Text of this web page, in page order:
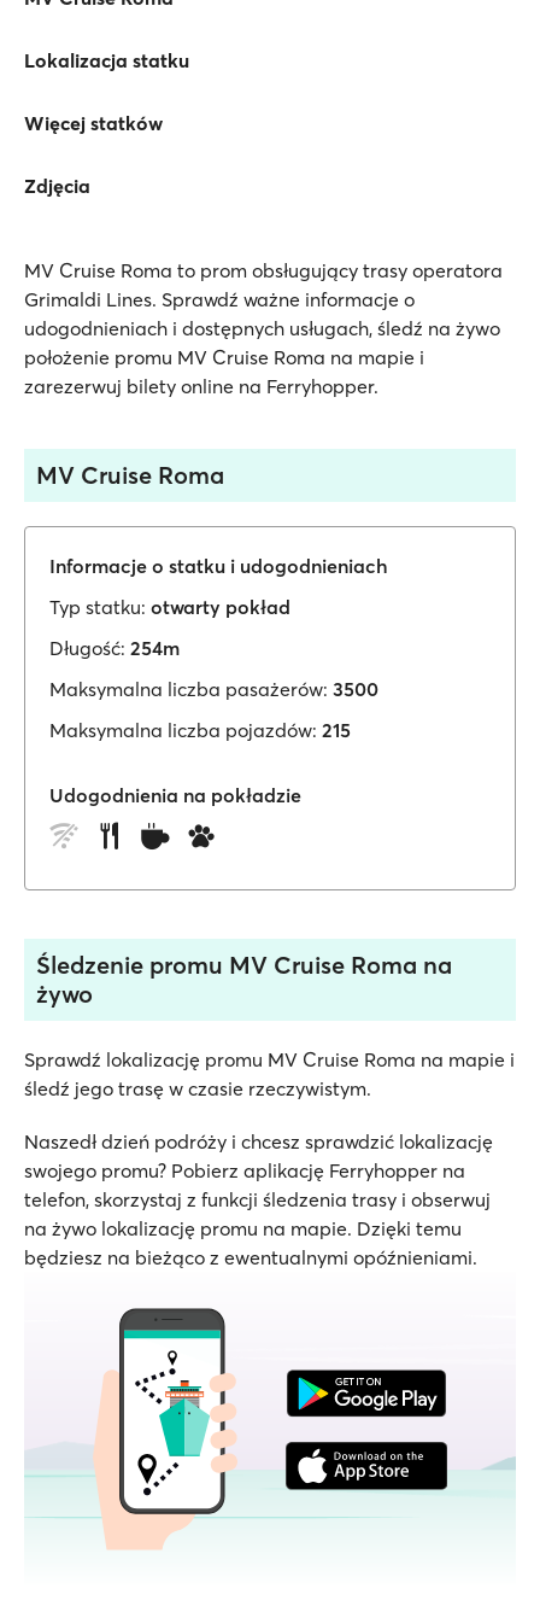
Lokalizacja statku
Więcej statków
Zdjęcia
MV Cruise Roma to prom obsługujący trasy operatora
Grimaldi Lines. Sprawdź ważne informacje o
udogodnieniach i dostępnych usługach, śledź na żywo
położenie promu MV Cruise Roma na mapie i
zarezerwuj bilety online na Ferryhopper.
MV Cruise Roma
Informacje o statku i udogodnieniach
Typ statku: otwarty pokład
Długość: 254m
Maksymalna liczba pasażerów: 3500
Maksymalna liczba pojazdów: 215
Udogodnienia na pokładzie
Śledzenie promu MV Cruise Roma na
żywo
Sprawdź lokalizację promu MV Cruise Roma na mapie i
śledź jego trasę w czasie rzeczywistym.
Naszedł dzień podróży i chcesz sprawdzić lokalizację
swojego promu? Pobierz aplikację Ferryhopper na
telefon, skorzystaj z funkcji śledzenia trasy i obserwuj
na żywo lokalizację promu na mapie. Dzięki temu
będziesz na bieżąco z ewentualnymi opóźnieniami.